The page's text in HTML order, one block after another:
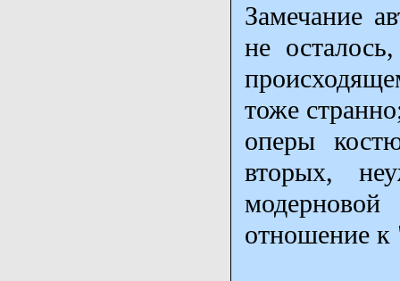
Замечание
не
тоже
оперы
вторых,
отношение к